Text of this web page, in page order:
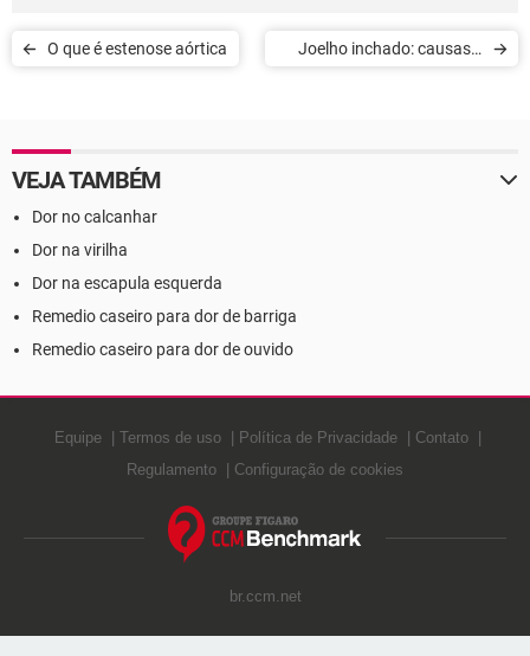
O que é estenose aórtica
Joelho inchado: causas e
VEJA TAMBÉM
Dor no calcanhar
Dor na virilha
Dor na escapula esquerda
Remedio caseiro para dor de barriga
Remedio caseiro para dor de ouvido
Equipe Termos de uso Política de Privacidade
Contato
Regulamento
Configuração de cookies
br.ccm.net